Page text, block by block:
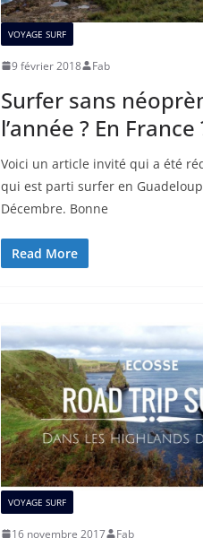
VOYAGE SURF
9 février 2018 Fab
Surfer sans
l’année ? En France
Voici un article invité qui a été
qui est parti surfer en
Décembre. Bonne
Read More
VOYAGE SURF
16 novembre 2017 Fab